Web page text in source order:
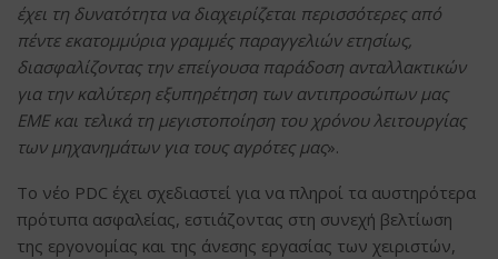
έχει τη δυνατότητα να διαχειρίζεται περισσότερες από
πέντε εκατομμύρια γραμμές παραγγελιών ετησίως,
διασφαλίζοντας την επείγουσα παράδοση ανταλλακτικών
για την καλύτερη εξυπηρέτηση των αντιπροσώπων μας
EME και τελικά τη μεγιστοποίηση του χρόνου λειτουργίας
των μηχανημάτων για τους αγρότες μας».
Το νέο PDC έχει σχεδιαστεί για να πληροί τα αυστηρότερα
πρότυπα ασφαλείας, εστιάζοντας στη συνεχή βελτίωση
της εργονομίας και της άνεσης εργασίας των χειριστών,